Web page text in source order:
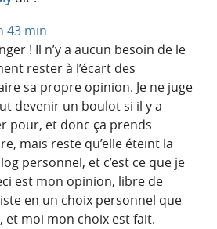
43 min
! Il n’y a aucun besoin de le
rester à l’écart des
sa propre opinion. Je ne juge
devenir un boulot si il y a
pour, et donc ça prends
mais reste qu’elle éteint la
personnel, et c’est ce que je
est mon opinion, libre de
en un choix personnel que
moi mon choix est fait.